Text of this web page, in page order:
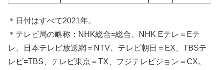
＊日付はすべて2021年。
＊テレビ局の略称：NHK総合=総合、NHK Eテレ＝Eテ
レ、日本テレビ放送網＝NTV、テレビ朝日＝EX、TBSテ
レビ=TBS、テレビ東京＝TX、フジテレビジョン＝CX。